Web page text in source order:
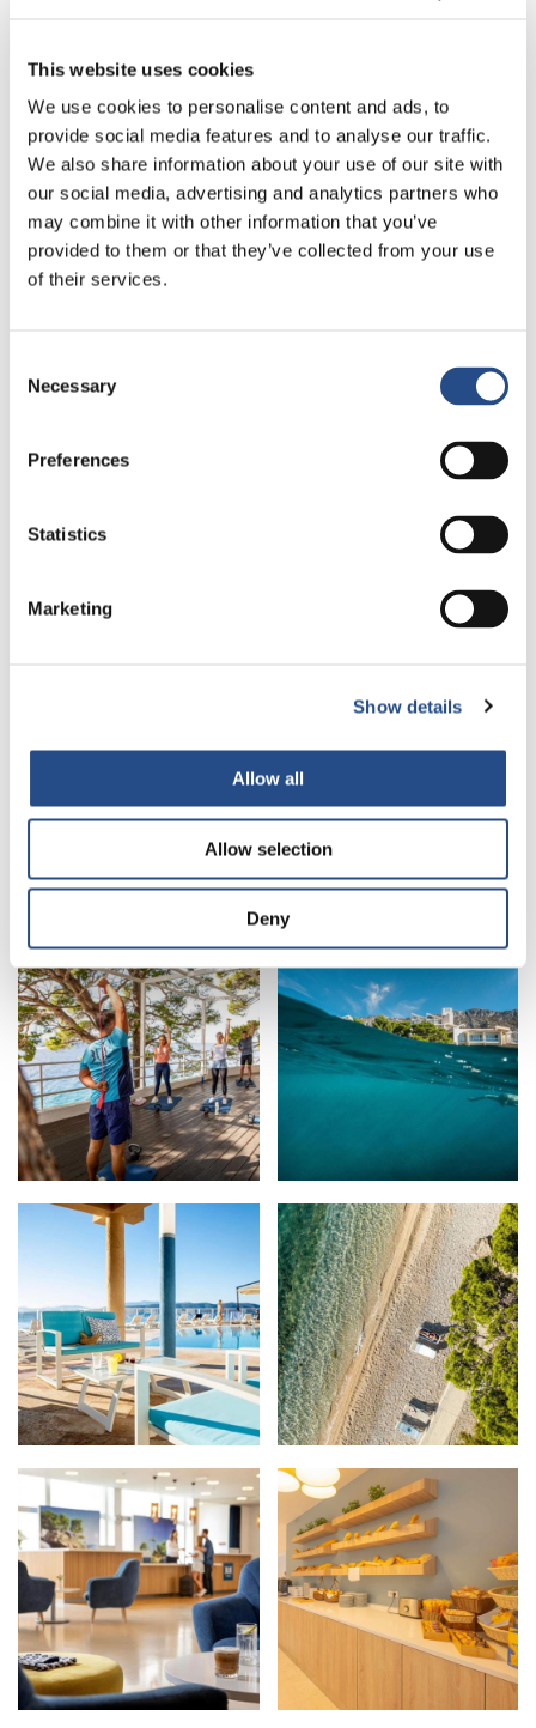
This website uses cookies
We use cookies to personalise content and ads, to
provide social media features and to analyse our traffic.
We also share information about your use of our site with
our social media, advertising and analytics partners who
may combine it with other information that you’ve
provided to them or that they’ve collected from your use
of their services.
Selection
Necessary
Preferences
Statistics
Marketing
Show details
Allow all
Allow selection
Deny